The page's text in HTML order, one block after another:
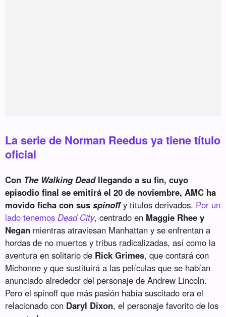
La serie de Norman Reedus ya tiene título
oficial
Con The Walking Deadllegando a su fin, cuyo
episodio final se emitirá el 20 de noviembre, AMC ha
movido ficha con susspinoffy títulos derivados. Por un
lado tenemosDead City, centrado en Maggie Rhee y
Negan mientras atraviesan Manhattan y se enfrentan a
hordas de no muertos y tribus radicalizadas, así como la
aventura en solitario de Rick Grimes, que contará con
Michonne y que sustituirá a las películas que se habían
anunciado alrededor del personaje de Andrew Lincoln.
Pero el spinoff que más pasión había suscitado era el
relacionado con Daryl Dixon, el personaje favorito de los